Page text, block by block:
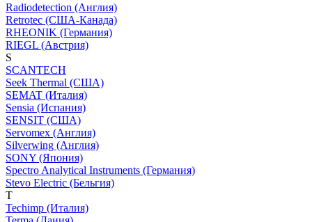
Radiodetection (Англия)
Retrotec (США-Канада)
RHEONIK (Германия)
RIEGL (Австрия)
S
SCANTECH
Seek Thermal (США)
SEMAT (Италия)
Sensia (Испания)
SENSIT (США)
Servomex (Англия)
Silverwing (Англия)
SONY (Япония)
Spectro Analytical Instruments (Германия)
Stevo Electric (Бельгия)
T
Techimp (Италия)